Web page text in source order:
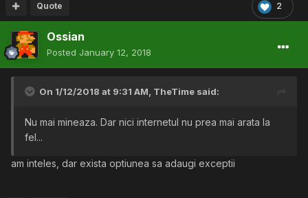
2
Quote
Ossian
Posted January 12, 2018
On 1/12/2018 at 9:31 AM, TheTime said:
Nu mai mineaza. Dar nici internetul nu prea mai arata la
fel...
am inteles, dar exista optiunea sa adaugi exceptii